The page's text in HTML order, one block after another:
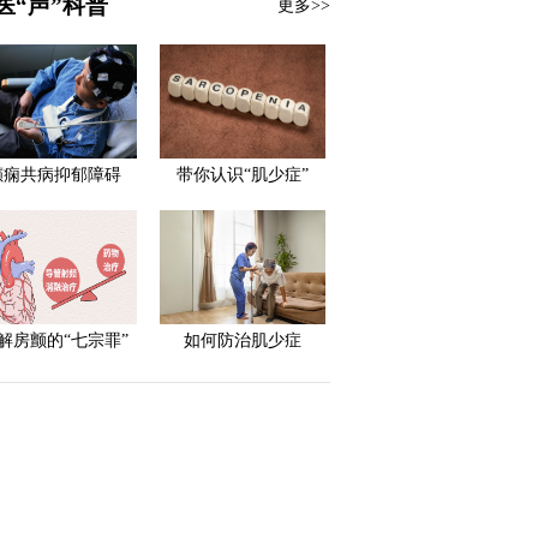
“声”科普 更多>>
痫共病抑郁障碍 带你认识“肌少症”
房颤的“七宗罪” 如何防治肌少症